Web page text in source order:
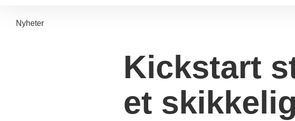
Nyheter
Kickstart
et